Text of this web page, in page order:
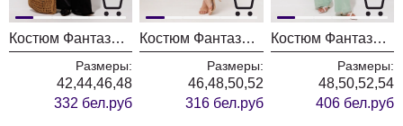
Костюм Фантазия Мод 5503
Размеры:
42,44,46,48
332 бел.руб
Костюм Фантазия Мод 5435
Размеры:
46,48,50,52
316 бел.руб
Костюм Фантазия Мод 5510 фисташка
Размеры:
48,50,52,54
406 бел.руб